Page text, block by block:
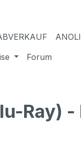
Forum